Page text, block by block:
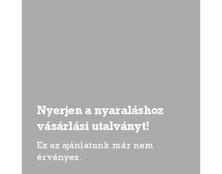
Nyerjen a nyaraláshoz
vásárlási utalványt!
Ez az ajánlatunk már nem
érvényes.